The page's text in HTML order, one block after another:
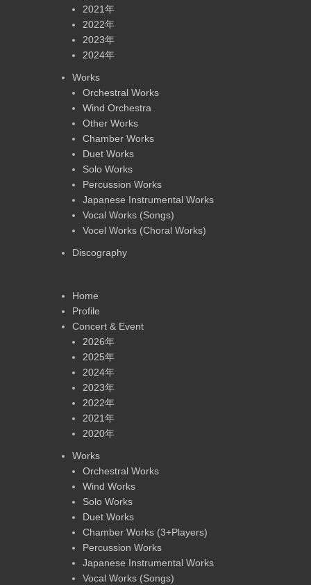
2021年
2022年
2023年
2024年
Works
Orchestral Works
Wind Orchestra
Other Works
Chamber Works
Duet Works
Solo Works
Percussion Works
Japanese Instrumental Works
Vocal Works (Songs)
Vocel Works (Choral Works)
Discography
Home
Profile
Concert & Event
2026年
2025年
2024年
2023年
2022年
2021年
2020年
Works
Orchestral Works
Wind Works
Solo Works
Duet Works
Chamber Works (3+Players)
Percussion Works
Japanese Instrumental Works
Vocal Works (Songs)